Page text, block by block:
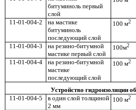
битуминоль первый
слой
11-01-004-2
на мастике
битуминоль
последующий слой
100 м2
11-01-004-3
на резино-битумной
мастике первый слой
100м2
11-01-004-4
на резино-битумной
мастике
последующий слой
100 м2
Устройство гидроизоляции
11-01-004-5
в один слой толщиной
2 мм
100 м2